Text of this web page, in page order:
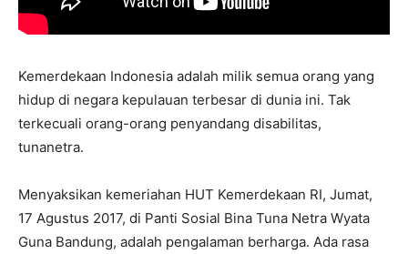
Kemerdekaan Indonesia adalah milik semua orang yang
hidup di negara kepulauan terbesar di dunia ini. Tak
terkecuali orang-orang penyandang disabilitas,
tunanetra.
Menyaksikan kemeriahan HUT Kemerdekaan RI, Jumat,
17 Agustus 2017, di Panti Sosial Bina Tuna Netra Wyata
Guna Bandung, adalah pengalaman berharga. Ada rasa